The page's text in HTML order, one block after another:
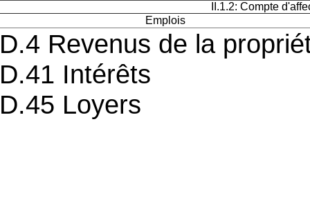
II.1.2: Compte
Emplois
D.4 Revenus de la
D.41 Intérêts
D.45 Loyers